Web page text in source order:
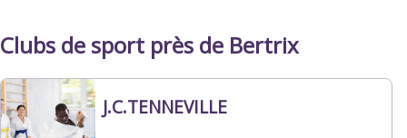
Clubs de sport près de Bertrix
J.C.TENNEVILLE